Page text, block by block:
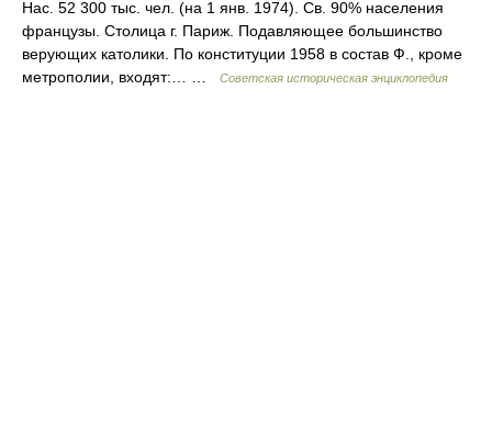
Нас. 52 300 тыс. чел. (на 1 янв. 1974). Св. 90% населения
французы. Столица г. Париж. Подавляющее большинство
верующих католики. По конституции 1958 в состав Ф., кроме
метрополии, входят:… …
Советская историческая энциклопедия